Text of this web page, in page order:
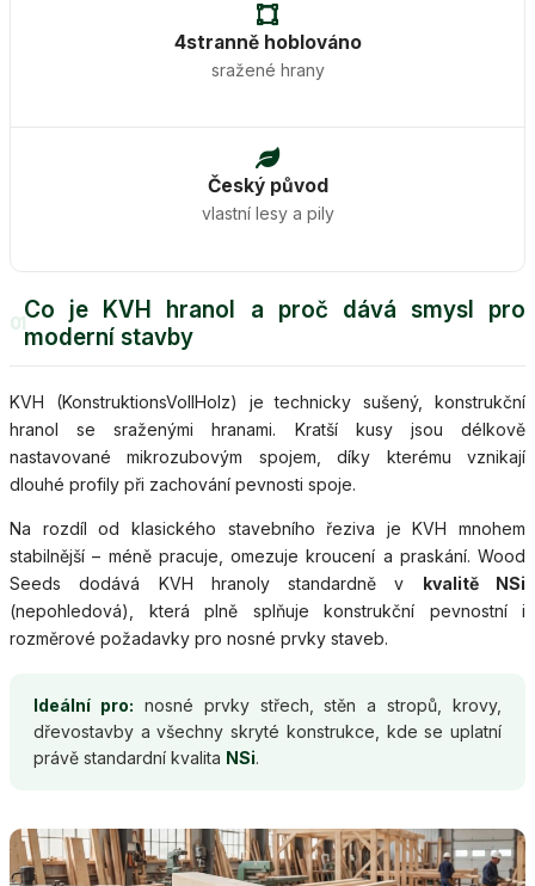
4stranně hoblováno
sražené hrany
Český původ
vlastní lesy a pily
01Co je KVH hranol a proč dává smysl pro
moderní stavby
KVH (KonstruktionsVollHolz) je technicky sušený, konstrukční
hranol se sraženými hranami. Kratší kusy jsou délkově
nastavované mikrozubovým spojem, díky kterému vznikají
dlouhé profily při zachování pevnosti spoje.
Na rozdíl od klasického stavebního řeziva je KVH mnohem
stabilnější – méně pracuje, omezuje kroucení a praskání. Wood
Seeds dodává KVH hranoly standardně v kvalitě NSi
(nepohledová), která plně splňuje konstrukční pevnostní i
rozměrové požadavky pro nosné prvky staveb.
Ideální pro: nosné prvky střech, stěn a stropů, krovy,
dřevostavby a všechny skryté konstrukce, kde se uplatní
právě standardní kvalita NSi.